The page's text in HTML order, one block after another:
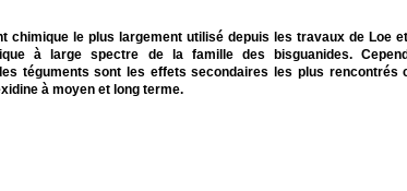
chimique le plus largement utilisé depuis les travaux de Loe
à large spectre de la famille des bisguanides.
téguments sont les effets secondaires les plus rencontrés
à moyen et long terme.